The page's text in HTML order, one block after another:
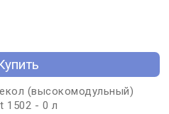
(высокомодульный)
1502 - 0 л